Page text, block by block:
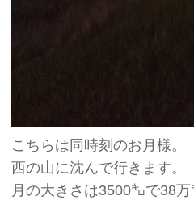
こちらは同時刻のお月様。
西の山に沈んで行きます。
月の大きさは3500㌔で38